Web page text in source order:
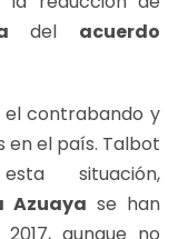
del acuerdo
contrabando y
en el país. Talbot
situación,
Azuaya se han